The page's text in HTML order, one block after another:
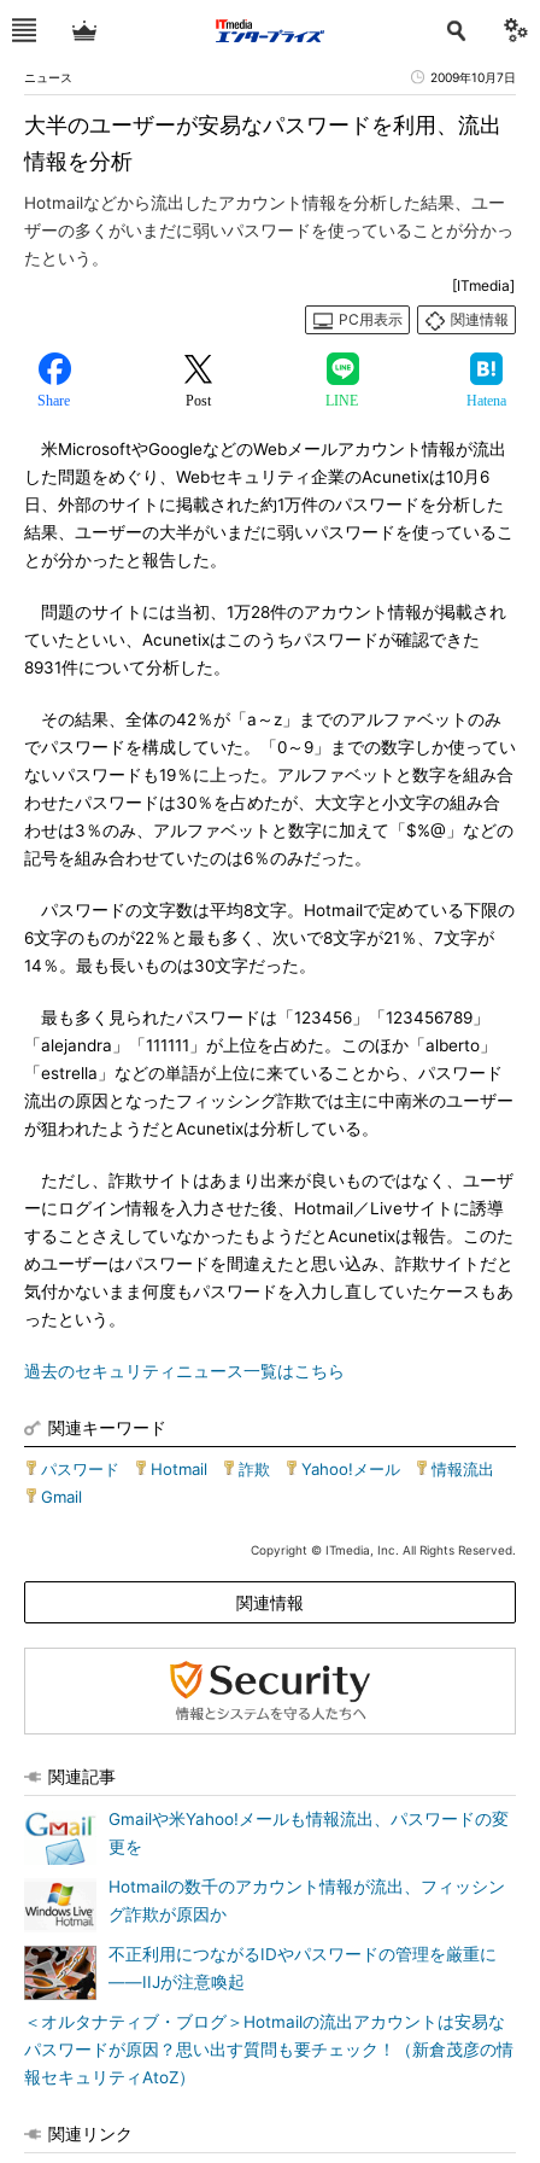
ニュース 2009年10月7日
大半のユーザーが安易なパスワードを利用、流出
情報を分析
Hotmailなどから流出したアカウント情報を分析した結果、ユー
ザーの多くがいまだに弱いパスワードを使っていることが分かっ
たという。
[ITmedia]
PC用表示
関連情報
Share Post LINE Hatena
米MicrosoftやGoogleなどのWebメールアカウント情報が流出
した問題をめぐり、Webセキュリティ企業のAcunetixは10月6
日、外部のサイトに掲載された約1万件のパスワードを分析した
結果、ユーザーの大半がいまだに弱いパスワードを使っているこ
とが分かったと報告した。
問題のサイトには当初、1万28件のアカウント情報が掲載され
ていたといい、Acunetixはこのうちパスワードが確認できた
8931件について分析した。
その結果、全体の42％が「a～z」までのアルファベットのみ
でパスワードを構成していた。「0～9」までの数字しか使ってい
ないパスワードも19％に上った。アルファベットと数字を組み合
わせたパスワードは30％を占めたが、大文字と小文字の組み合
わせは3％のみ、アルファベットと数字に加えて「$%@」などの
記号を組み合わせていたのは6％のみだった。
パスワードの文字数は平均8文字。Hotmailで定めている下限の
6文字のものが22％と最も多く、次いで8文字が21％、7文字が
14％。最も長いものは30文字だった。
最も多く見られたパスワードは「123456」「123456789」
「alejandra」「111111」が上位を占めた。このほか「alberto」
「estrella」などの単語が上位に来ていることから、パスワード
流出の原因となったフィッシング詐欺では主に中南米のユーザー
が狙われたようだとAcunetixは分析している。
ただし、詐欺サイトはあまり出来が良いものではなく、ユーザ
ーにログイン情報を入力させた後、Hotmail／Liveサイトに誘導
することさえしていなかったもようだとAcunetixは報告。このた
めユーザーはパスワードを間違えたと思い込み、詐欺サイトだと
気付かないまま何度もパスワードを入力し直していたケースもあ
ったという。
過去のセキュリティニュース一覧はこちら
関連キーワード
パスワード Hotmail 詐欺 Yahoo!メール 情報流出
Gmail
Copyright © ITmedia, Inc. All Rights Reserved.
関連情報
関連記事
Gmailや米Yahoo!メールも情報流出、パスワードの変
更を
Hotmailの数千のアカウント情報が流出、フィッシン
グ詐欺が原因か
不正利用につながるIDやパスワードの管理を厳重に
――IIJが注意喚起
＜オルタナティブ・ブログ＞Hotmailの流出アカウントは安易な
パスワードが原因？思い出す質問も要チェック！（新倉茂彦の情
報セキュリティAtoZ）
関連リンク